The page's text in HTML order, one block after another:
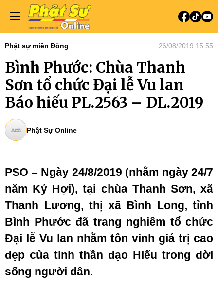
Phật sự miền Đông 26/08/2019 15:55
Bình Phước: Chùa Thanh
Sơn tổ chức Đại lễ Vu lan
Báo hiếu PL.2563 – DL.2019
Phật Sự Online
PSO – Ngày 24/8/2019 (nhằm ngày 24/7
năm Kỷ Hợi), tại chùa Thanh Sơn, xã
Thanh Lương, thị xã Bình Long, tỉnh
Bình Phước đã trang nghiêm tổ chức
Đại lễ Vu lan nhằm tôn vinh giá trị cao
đẹp của tinh thần đạo Hiếu trong đời
sống người dân.